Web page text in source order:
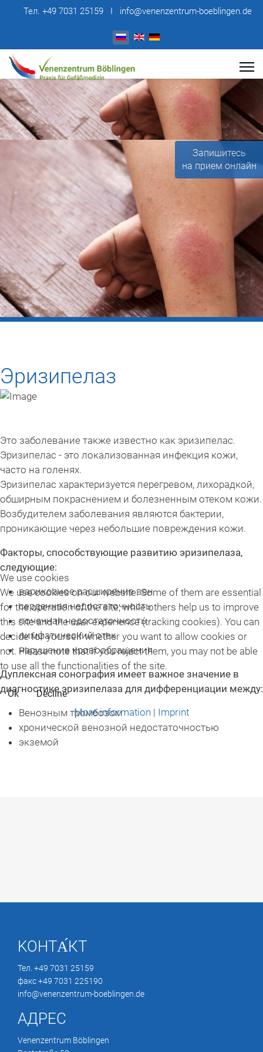
Тел. +49 7031 25159 I info@venenzentrum-boeblingen.de
Запишитесь
на прием онлайн
Выберите язык
Эризипелаз
Это заболевание также известно как эризипелас.
Эризипелас - это локализованная инфекция кожи,
часто на голенях.
Эризипелас характеризуется перегревом, лихорадкой,
обширным покраснением и болезненным отеком кожи.
Возбудителем заболевания являются бактерии,
проникающие через небольшие повреждения кожи.
Факторы, способствующие развитию эризипелаза,
следующие:
варикозное расширение вен
сердечная недостаточность
почечная недостаточность
лимфатический отек
нарушение кровообращения
Дуплексная сонография имеет важное значение в
диагностике эризипелаза для дифференциации между:
Венозным тромбозом
хронической венозной недостаточностью
экземой
KОНТА́КТ
Тел. +49 7031 25159
факс +49 7031 225190
info@venenzentrum-boeblingen.de
АДРЕС
Venenzentrum Böblingen
We use cookies
We use cookies on our website. Some of them are essential
for the operation of the site, while others help us to improve
this site and the user experience (tracking cookies). You can
decide for yourself whether you want to allow cookies or
not. Please note that if you reject them, you may not be able
to use all the functionalities of the site.
Ok Decline
More information | Imprint